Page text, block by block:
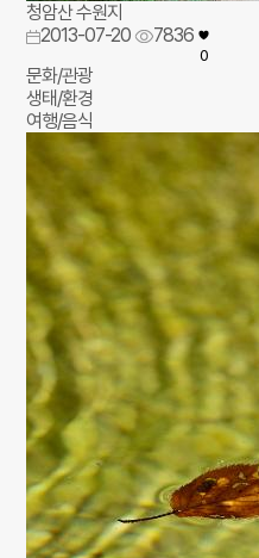
청암산 수원지
2013-07-20
7836
0
문화/관광
생태/환경
여행/음식